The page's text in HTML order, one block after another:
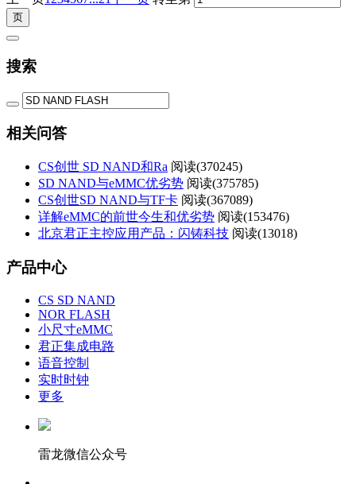
搜索
相关问答
CS创世 SD NAND和Ra 阅读(370245)
SD NAND与eMMC优劣势 阅读(375785)
CS创世SD NAND与TF卡 阅读(367089)
详解eMMC的前世今生和优劣势 阅读(153476)
北京君正主控应用产品：闪铸科技 阅读(13018)
产品中心
CS SD NAND
NOR FLASH
小尺寸eMMC
君正集成电路
语音控制
实时时钟
更多
雷龙微信公众号